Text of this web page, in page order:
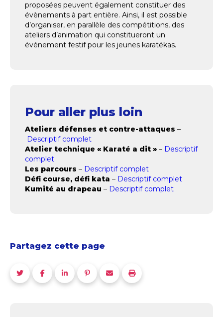
proposées peuvent également constituer des
évènements à part entière. Ainsi, il est possible
d’organiser, en parallèle des compétitions, des
ateliers d’animation qui constitueront un
événement festif pour les jeunes karatékas.
Pour aller plus loin
Ateliers défenses et contre-attaques –
Descriptif complet
Atelier technique « Karaté a dit » – Descriptif
complet
Les parcours – Descriptif complet
Défi course, défi kata – Descriptif complet
Kumité au drapeau – Descriptif complet
Partagez cette page